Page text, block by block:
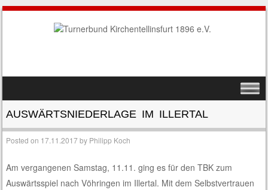
MENU
AUSWÄRTSNIEDERLAGE IM ILLERTAL
Posted on 17.11.2017by Philipp Koch
Am vergangenen Samstag, 11.11. ging es für den TBK zum
Auswärtsspiel nach Vöhringen im Illertal. Mit dem Selbstvertrauen